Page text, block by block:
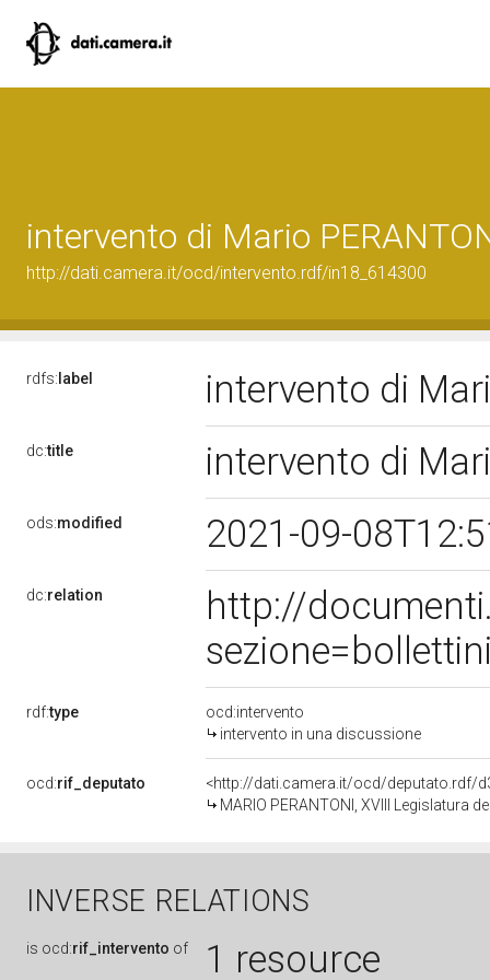
intervento di Mario
http://dati.camera.it/ocd/intervento.rdf/in18_614300
rdfs: label intervento di
dc:title intervento di
ods:modified 2021-09-
dc:relation
http://
rdf:type
ocd:intervento
intervento in una discussione
ocd:rif_deputato
<http://dati.camera.it/ocd/deputato.rdf/
MARIO PERANTONI, XVIII Legislatura
INVERSE RELATIONS
is ocd:rif_intervento of 1 resource